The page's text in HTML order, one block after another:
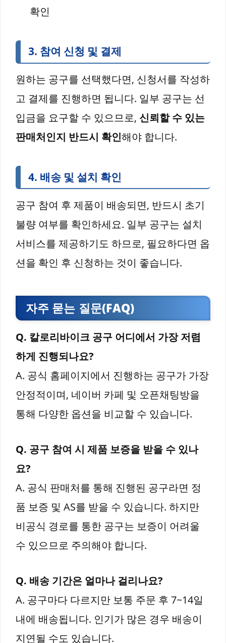
확인
3. 참여 신청 및 결제
원하는 공구를 선택했다면, 신청서를 작성하
고 결제를 진행하면 됩니다. 일부 공구는 선
입금을 요구할 수 있으므로, 신뢰할 수 있는
판매처인지 반드시 확인해야 합니다.
4. 배송 및 설치 확인
공구 참여 후 제품이 배송되면, 반드시 초기
불량 여부를 확인하세요. 일부 공구는 설치
서비스를 제공하기도 하므로, 필요하다면 옵
션을 확인 후 신청하는 것이 좋습니다.
자주 묻는 질문(FAQ)
Q. 칼로리바이크 공구 어디에서 가장 저렴
하게 진행되나요?
A. 공식 홈페이지에서 진행하는 공구가 가장
안정적이며, 네이버 카페 및 오픈채팅방을
통해 다양한 옵션을 비교할 수 있습니다.
Q. 공구 참여 시 제품 보증을 받을 수 있나
요?
A. 공식 판매처를 통해 진행된 공구라면 정
품 보증 및 AS를 받을 수 있습니다. 하지만
비공식 경로를 통한 공구는 보증이 어려울
수 있으므로 주의해야 합니다.
Q. 배송 기간은 얼마나 걸리나요?
A. 공구마다 다르지만 보통 주문 후 7~14일
내에 배송됩니다. 인기가 많은 경우 배송이
지연될 수도 있습니다.